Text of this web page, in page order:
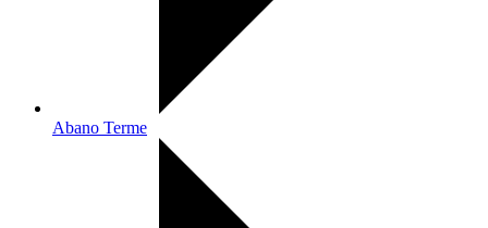
Abano Terme